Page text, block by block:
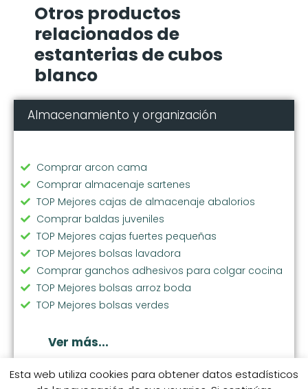
Otros productos
relacionados de
estanterias de cubos
blanco
Almacenamiento y organización
Comprar arcon cama
Comprar almacenaje sartenes
TOP Mejores cajas de almacenaje abalorios
Comprar baldas juveniles
TOP Mejores cajas fuertes pequeñas
TOP Mejores bolsas lavadora
Comprar ganchos adhesivos para colgar cocina
TOP Mejores bolsas arroz boda
TOP Mejores bolsas verdes
Comprar bolsas ecologicas compra
Comprar perchas pantalones
Ver más...
Esta web utiliza cookies para obtener datos estadísticos